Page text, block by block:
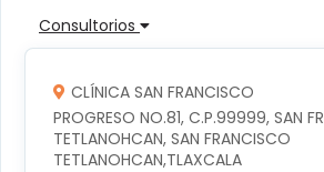
Consultorios
CLÍNICA SAN FRANCISCO
PROGRESO NO.81, C.P.99999, SAN
TETLANOHCAN, SAN FRANCISCO
TETLANOHCAN,TLAXCALA